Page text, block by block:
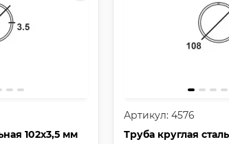
102х3,5 мм
Артикул: 4576
Труба круглая